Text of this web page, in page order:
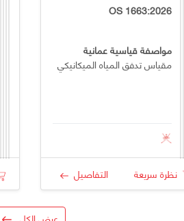
OS 1663:2026
مواصفة قياسية عمانية
مقياس تدفق المياه الميكانيكي
نظرة سريعة التفاصيل